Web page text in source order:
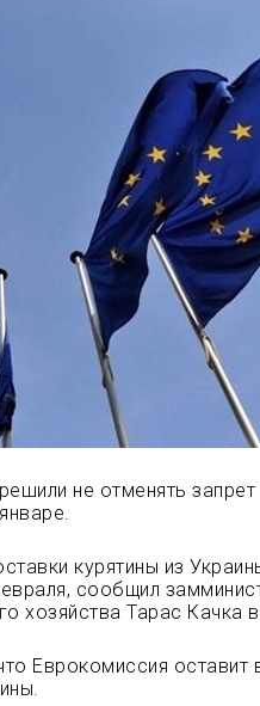
не отменять
курятины из
сообщил
хозяйства Тарас Качка
Еврокомиссия оставит